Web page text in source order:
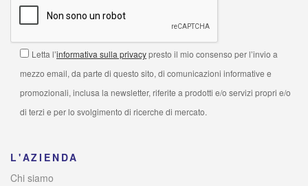
Letta l’informativa sulla privacypresto il mio consenso per l’invio a
mezzo email, da parte di questo sito, di comunicazioni informative e
promozionali, inclusa la newsletter, riferite a prodotti e/o servizi propri e/o
di terzi e per lo svolgimento di ricerche di mercato.
L'AZIENDA
Chi siamo